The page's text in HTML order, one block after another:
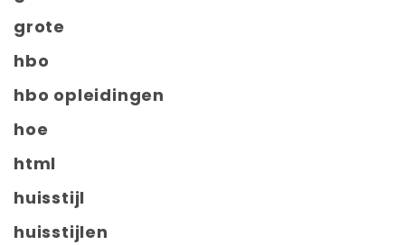
grote
hbo
hbo opleidingen
hoe
html
huisstijl
huisstijlen